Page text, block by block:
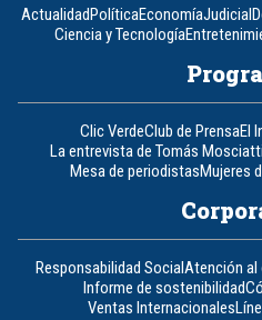
ActualidadPolíticaEconomíaJudicial
Ciencia y Tecnología
Clic VerdeClub de PrensaEl
La entrevista de Tomás Mosciatti
Mesa de periodistasMujeres
Responsabilidad SocialAtención al
Informe de sostenibilidad
Ventas Internacionales